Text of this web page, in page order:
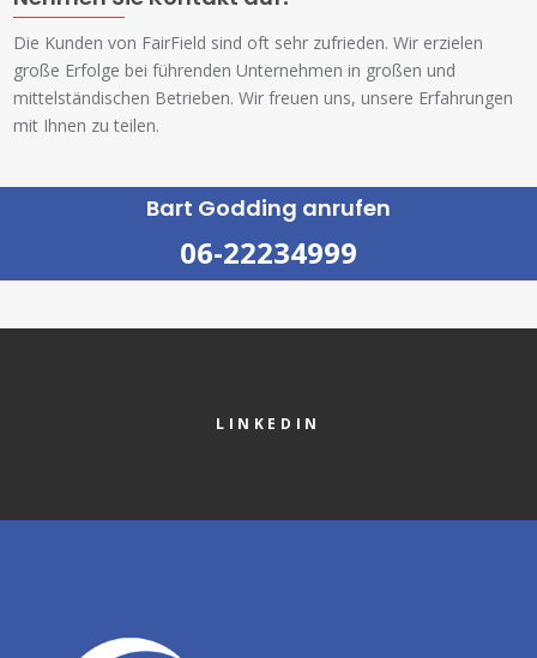
Die Kunden von FairField sind oft sehr zufrieden. Wir erzielen
große Erfolge bei führenden Unternehmen in großen und
mittelständischen Betrieben. Wir freuen uns, unsere Erfahrungen
mit Ihnen zu teilen.
Bart Godding anrufen
06-22234999
LINKEDIN